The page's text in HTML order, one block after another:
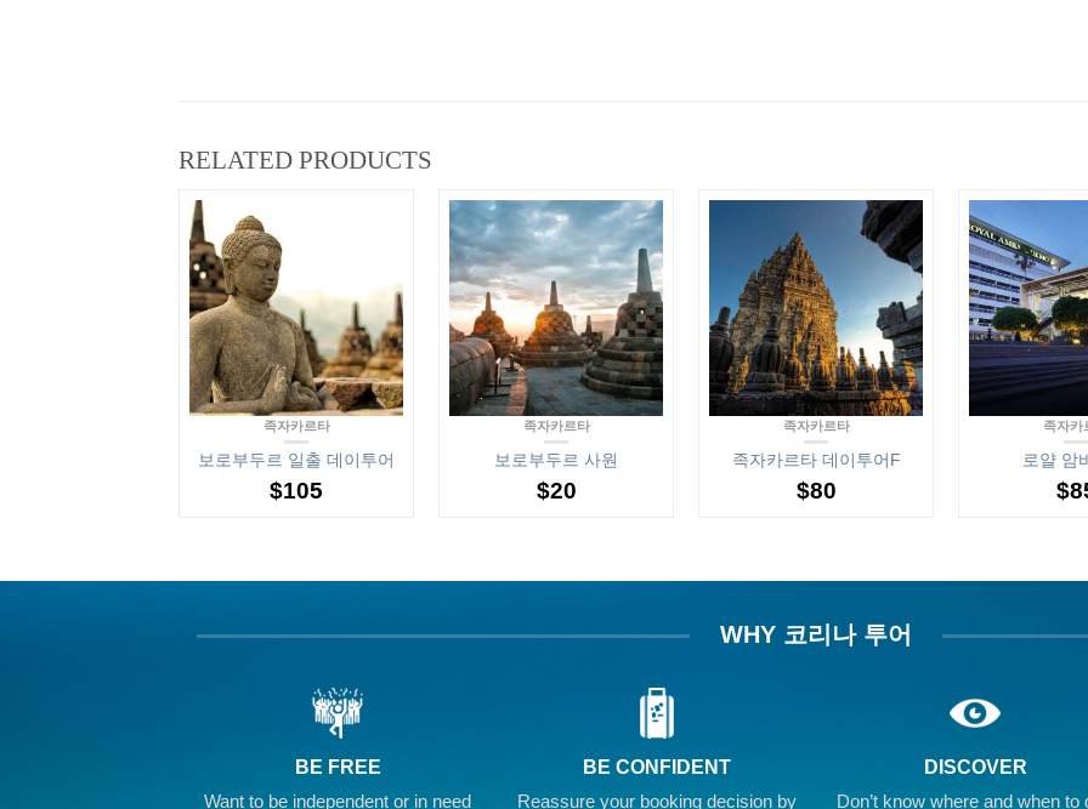
RELATED PRODUCTS
족자카르타
보로부두르 일출 데이투어
$105
족자카르타
보로부두르 사원
$20
족자카르타
족자카르타 데이투어F
$80
족자카
로얄 암
$
WHY 코리나 투어
BE FREE
Want to be independent or in need
BE CONFIDENT
Reassure your booking decision by
DISCOVER
Don’t know where and when to